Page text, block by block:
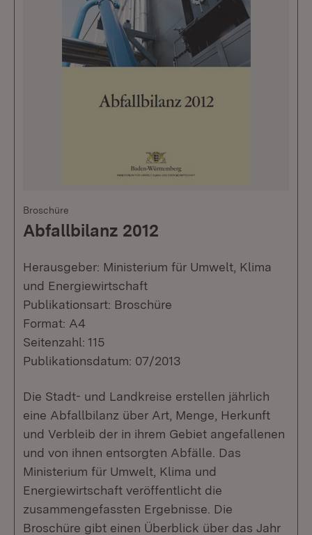
Broschüre
Abfallbilanz 2012
Herausgeber: Ministerium für Umwelt, Klima
und Energiewirtschaft
Publikationsart: Broschüre
Format: A4
Seitenzahl: 115
Publikationsdatum: 07/2013
Die Stadt- und Landkreise erstellen jährlich
eine Abfallbilanz über Art, Menge, Herkunft
und Verbleib der in ihrem Gebiet angefallenen
und von ihnen entsorgten Abfälle. Das
Ministerium für Umwelt, Klima und
Energiewirtschaft veröffentlicht die
zusammengefassten Ergebnisse. Die
Broschüre gibt einen Überblick über das Jahr